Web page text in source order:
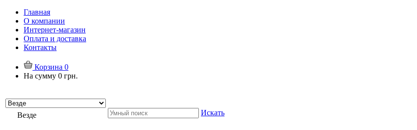
Главная
О компании
Интернет-магазин
Оплата и доставка
Контакты
Корзина 0
На сумму 0 грн.
Везде Искать